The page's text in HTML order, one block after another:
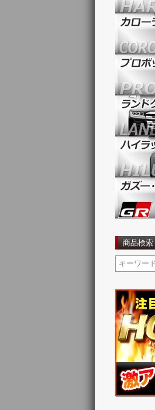
商品検索